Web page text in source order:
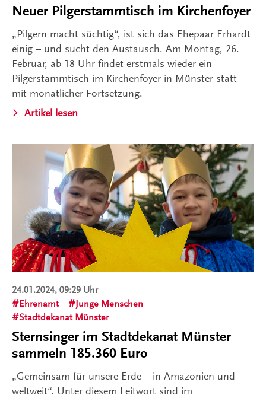
Neuer Pilgerstammtisch im Kirchenfoyer
„Pilgern macht süchtig“, ist sich das Ehepaar Erhardt
einig – und sucht den Austausch. Am Montag, 26.
Februar, ab 18 Uhr findet erstmals wieder ein
Pilgerstammtisch im Kirchenfoyer in Münster statt –
mit monatlicher Fortsetzung.
Artikel lesen
24.01.2024, 09:29 Uhr
Ehrenamt
Junge Menschen
Stadtdekanat Münster
Sternsinger im Stadtdekanat Münster
sammeln 185.360 Euro
„Gemeinsam für unsere Erde – in Amazonien und
weltweit“. Unter diesem Leitwort sind im